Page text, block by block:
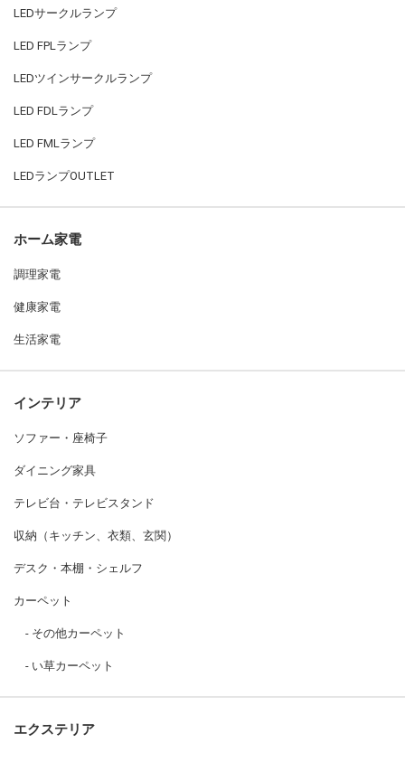
LEDサークルランプ
LED FPLランプ
LEDツインサークルランプ
LED FDLランプ
LED FMLランプ
LEDランプOUTLET
ホーム家電
調理家電
健康家電
生活家電
インテリア
ソファー・座椅子
ダイニング家具
テレビ台・テレビスタンド
収納（キッチン、衣類、玄関）
デスク・本棚・シェルフ
カーペット
その他カーペット
い草カーペット
エクステリア